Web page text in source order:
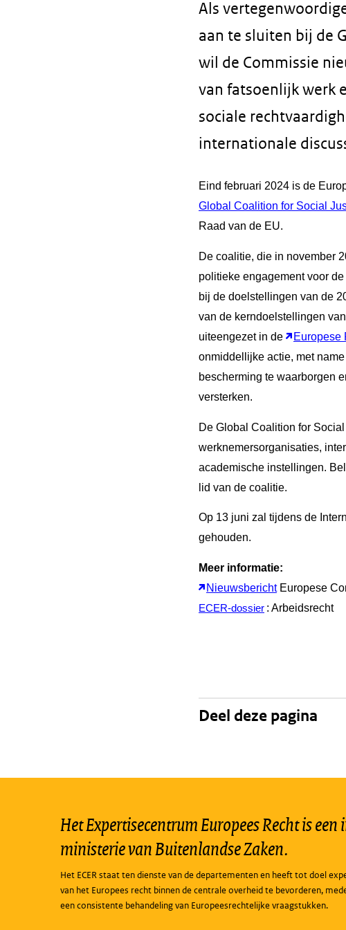
Als
aan te sluiten bij de
wil de Commissie
van fatsoenlijk werk
sociale
internationale
Eind februari 2024 is de
Global Coalition for Social
Raad van de EU.
De coalitie, die in november
politieke engagement voor
bij de doelstellingen van de
van de kerndoelstellingen
uiteengezet in de
Europese
onmiddellijke actie, met
bescherming te waarborgen
versterken.
De Global Coalition for
werknemersorganisaties,
academische instellingen.
lid van de coalitie.
Op 13 juni zal tijdens de
gehouden.
Meer informatie:
NieuwsberichtEuropese
ECER-dossier : Arbeidsrecht
Deel deze pagina
Het Expertisecentrum Europees Recht is
ministerie van Buitenlandse Zaken.
Het ECER staat ten dienste van de departementen en heeft tot doel
van het Europees recht binnen de centrale overheid te bevorderen,
een consistente behandeling van Europeesrechtelijke vraagstukken.